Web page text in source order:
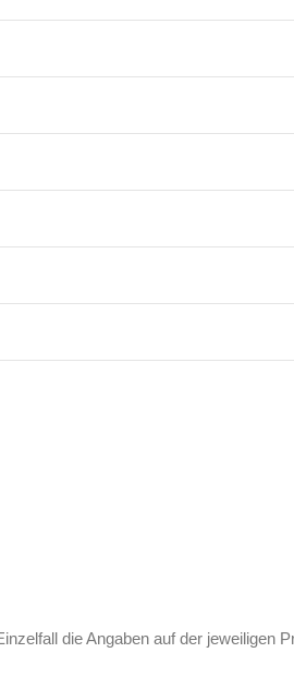
die Angaben auf der